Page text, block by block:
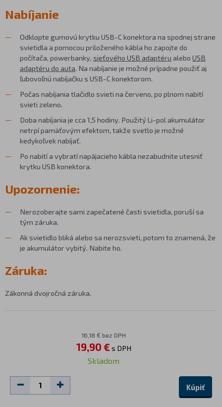
Nabíjanie
Odklopte gumovú krytku USB-C konektora na spodnej strane
svietidla a pomocou priloženého kábla ho zapojte do
počítača, powerbanky, sieťového USB adaptéru alebo USB
adaptéru do auta. Na nabíjanie je možné prípadne použiť aj
ľubovoľnú nabíjačku s USB-C konektorom.
Počas nabíjania tlačidlo svieti na červeno, po plnom nabití
svieti zeleno.
Doba nabíjania je cca 1,5 hodiny. Použitý Li-pol akumulátor
netrpí pamäťovým efektom, takže svetlo je možné
kedykoľvek nabíjať.
Po nabití a vybratí napájacieho kábla nezabudnite utesniť
krytku USB konektora.
Upozornenie:
Nerozoberajte sami zapečatené časti svietidla, poruší sa
tým záruka.
Ak svietidlo bliká alebo sa nerozsvieti, potom to znamená, že
je akumulátor vybitý. Nabite ho.
Záruka:
Zákonná dvojročná záruka.
16,18 € bez DPH
19,90 €s DPH
Skladom
Kúpiť